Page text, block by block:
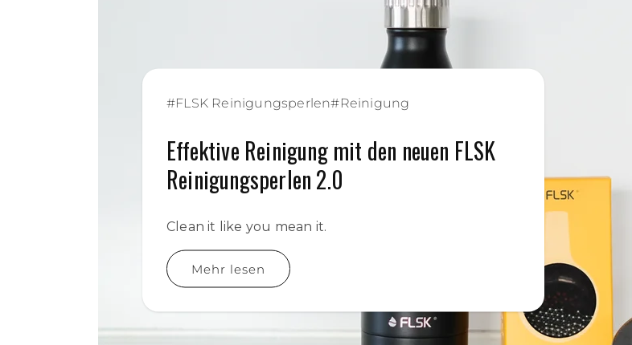
#FLSK Reinigungsperlen#Reinigung
Effektive Reinigung mit den neuen FLSK
Reinigungsperlen 2.0
Clean it like you mean it.
Mehr lesen